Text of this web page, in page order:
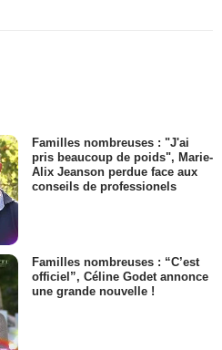
Familles nombreuses : "J'ai
pris beaucoup de poids", Marie-
Alix Jeanson perdue face aux
conseils de professionels
Familles nombreuses : “C’est
officiel”, Céline Godet annonce
une grande nouvelle !